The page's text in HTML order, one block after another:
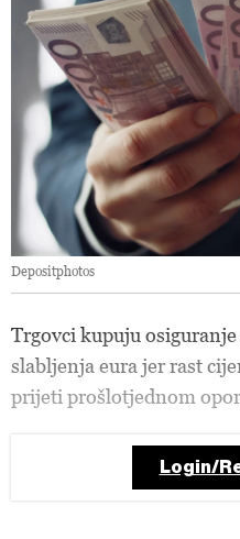
Depositphotos
Trgovci kupuju
slabljenja eura jer rast
prijeti prošlotjednom
Login/